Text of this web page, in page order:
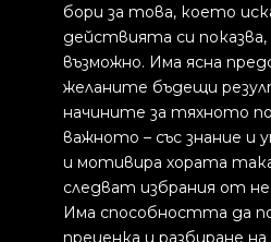
бори за това, което
действията си показва,
възможно. Има ясна
желаните бъдещи
начините за тяхното
важното – със знание и
и мотивира хората
следват избрания от
Има способността да
преценка и разбиране